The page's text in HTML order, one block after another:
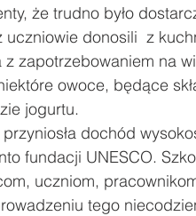
że trudno było
uczniowie donosili  z
z zapotrzebowaniem na
owoce, będące
jogurtu.
dochód
fundacji UNESCO.
uczniom,
tego